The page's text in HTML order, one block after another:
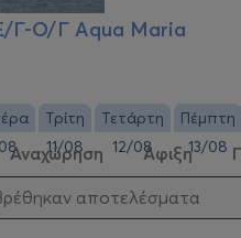
Γ-Ο/Γ Aqua Maria
Τρίτη
11/08
Τετάρτη
12/08
Πέμπτη
13/08
Αναχώρηση Αφιξη
αποτελέσματα